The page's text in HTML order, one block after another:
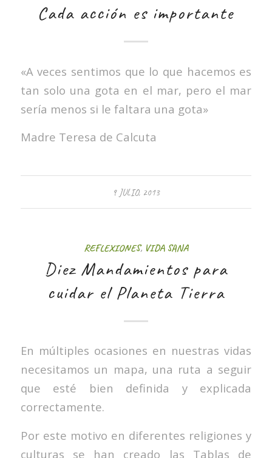
Cada acción es importante
«A veces sentimos que lo que hacemos es
tan solo una gota en el mar, pero el mar
sería menos si le faltara una gota»
Madre Teresa de Calcuta
9 JULIO, 2013
REFLEXIONES, VIDA SANA
Diez Mandamientos para
cuidar el Planeta Tierra
En múltiples ocasiones en nuestras vidas
necesitamos un mapa, una ruta a seguir
que esté bien definida y explicada
correctamente.
Por este motivo en diferentes religiones y
culturas se han creado las Tablas de